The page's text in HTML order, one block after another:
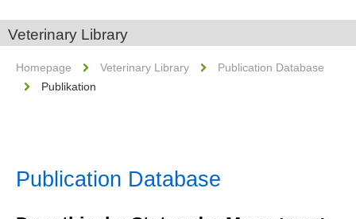
Veterinary Library
Homepage Veterinary Library
Publication Database
Publikation
Publication Database